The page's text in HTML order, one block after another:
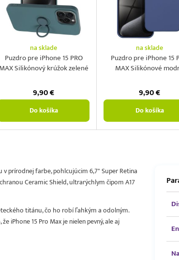
na sklade
Puzdro pre iPhone 15 PRO
MAX Silikónový krúžok zelené
9,90€
Do košíka
na sklade
Puzdro pre iPhone 15
MAX Silikónové
9,90€
Do košíka
prírodnej farbe, pohlcujúcim 6,7" Super Retina
Ceramic Shield, ultrarýchlym čipom A17
titánu, čo ho robí ľahkým a odolným.
iPhone 15 Pro Max je nielen pevný, ale aj